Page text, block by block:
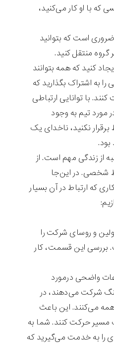
که با او کار می‌کنید،
است که بتوانید
گروه منتقل کنید.
کنید که همه بتوانند
را به اشتراک بگذارید که
با توانایی ارتباطی
تیم به وجود
نکنید، ناخدای یک
از زندگی مهم است. از
شخصی. در این‌جا
که ارتباط در آن بسیار
و روسای شرکت را
بررسی این قسمت، کار
واضحی درمورد
شرکت می‌دهند، در
می‌کنند. این باعث
حرکت کنند. شما به
را به خدمت می‌گیرید که